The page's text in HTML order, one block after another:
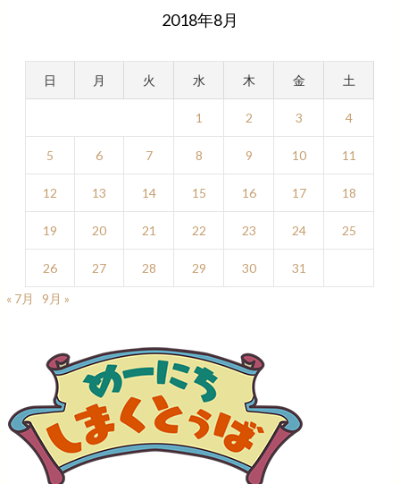
2018年8月
日 月 火 水 木 金 土
1 2 3 4
5 6 7 8 9 10 11
12 13 14 15 16 17 18
19 20 21 22 23 24 25
26 27 28 29 30
31
« 7月
9月 »